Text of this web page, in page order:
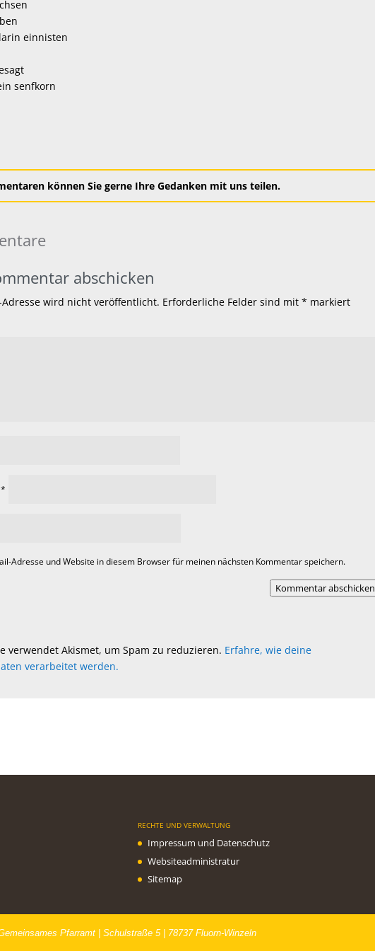
einnisten
senfkorn
können Sie gerne Ihre Gedanken mit uns teilen.
abschicken
Adresse wird nicht veröffentlicht. Erforderliche Felder sind mit * markiert
*
Adresse und Website in diesem Browser für meinen nächsten Kommentar speichern.
Kommentar abschicken
verwendet Akismet, um Spam zu reduzieren. Erfahre, wie deine
verarbeitet werden.
RECHTE UND VERWALTUNG
Impressum und Datenschutz
Websiteadministratur
Sitemap
Pfarramt | Schulstraße 5 | 78737 Fluorn-Winzeln